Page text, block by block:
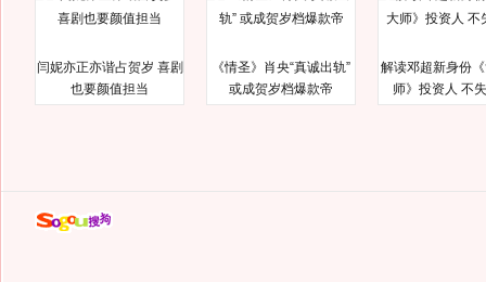
闫妮亦正亦谐占贺岁 喜剧
也要颜值担当
《情圣》肖央“真诚出轨”
或成贺岁档爆款帝
解读邓超新身份
师》投资人 不